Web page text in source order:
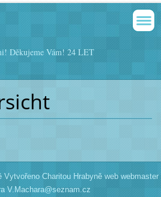
Děkujeme Vám! 24 LET
Charitou Hrabyně web webmaster
V.Machara@seznam.cz